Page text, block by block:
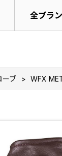
全ブラ
ーブ > WFX